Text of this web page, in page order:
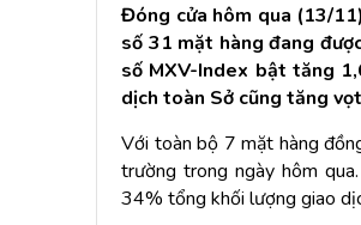
Đóng cửa hôm qua (13/
số 31 mặt hàng đang
số MXV-Index bật tăng
dịch toàn Sở cũng tăng
Với toàn bộ 7 mặt hàng
trường trong ngày hôm
34% tổng khối lượng giao